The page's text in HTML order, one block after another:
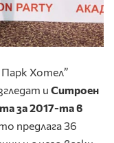
Хотел”
и Ситроен
за 2017-та в
предлага 36